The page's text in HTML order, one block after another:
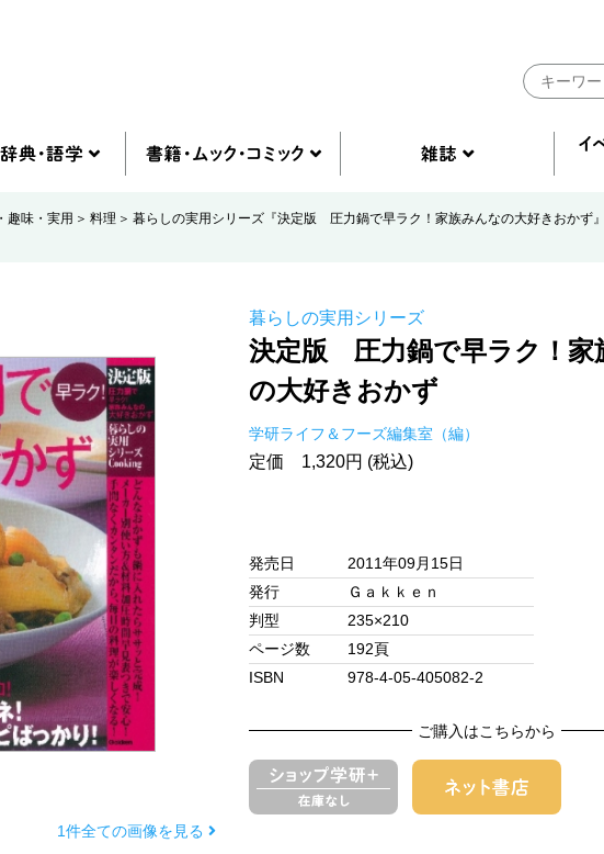
趣味・実用 料理 暮らしの実用シリーズ『決定版 圧力鍋で早ラク！家族みんなの大好きおかず』
1件全ての画像を見る
暮らしの実用シリーズ
決定版 圧力鍋で早ラク！家
の大好きおかず
学研ライフ＆フーズ編集室（編）
定価 1,320円 (税込)
発売日
2011年09月15日
発行
Ｇａｋｋｅｎ
判型
235×210
ページ数
192頁
ISBN
978-4-05-405082-2
ご購入はこちらから